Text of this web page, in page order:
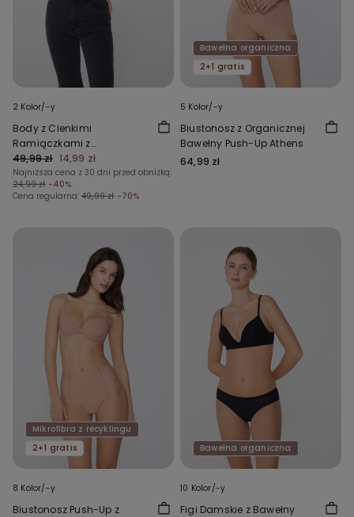
2 Kolor/-y
Body z Cienkimi
Ramiączkami z
Prążkowanej Bawełny
49,99 zł 14,99 zł
Najniższa cena z 30 dni przed obniżką:
24,99 zł -40%
Cena regularna: 49,99 zł -70%
Bawełna organiczna
2+1 gratis
5 Kolor/-y
Biustonosz z Organicznej
Bawełny Push-Up Athens
64,99 zł
Mikrofibra z recyklingu
2+1 gratis
8 Kolor/-y
Biustonosz Push-Up z
Bawełna organiczna
10 Kolor/-y
Figi Damskie z Bawełny